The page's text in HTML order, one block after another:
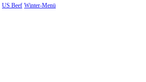
US Beef Winter-Menü